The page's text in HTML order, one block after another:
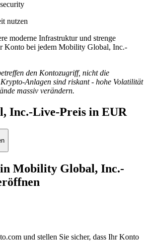
nutzen
moderne Infrastruktur und strenge
Konto bei jedem Mobility Global, Inc.-
den Kontozugriff, nicht die
Anlagen sind riskant - hohe Volatilität
massiv verändern.
Inc.-Live-Preis in EUR
Mobility Global, Inc.-
und stellen Sie sicher, dass Ihr Konto